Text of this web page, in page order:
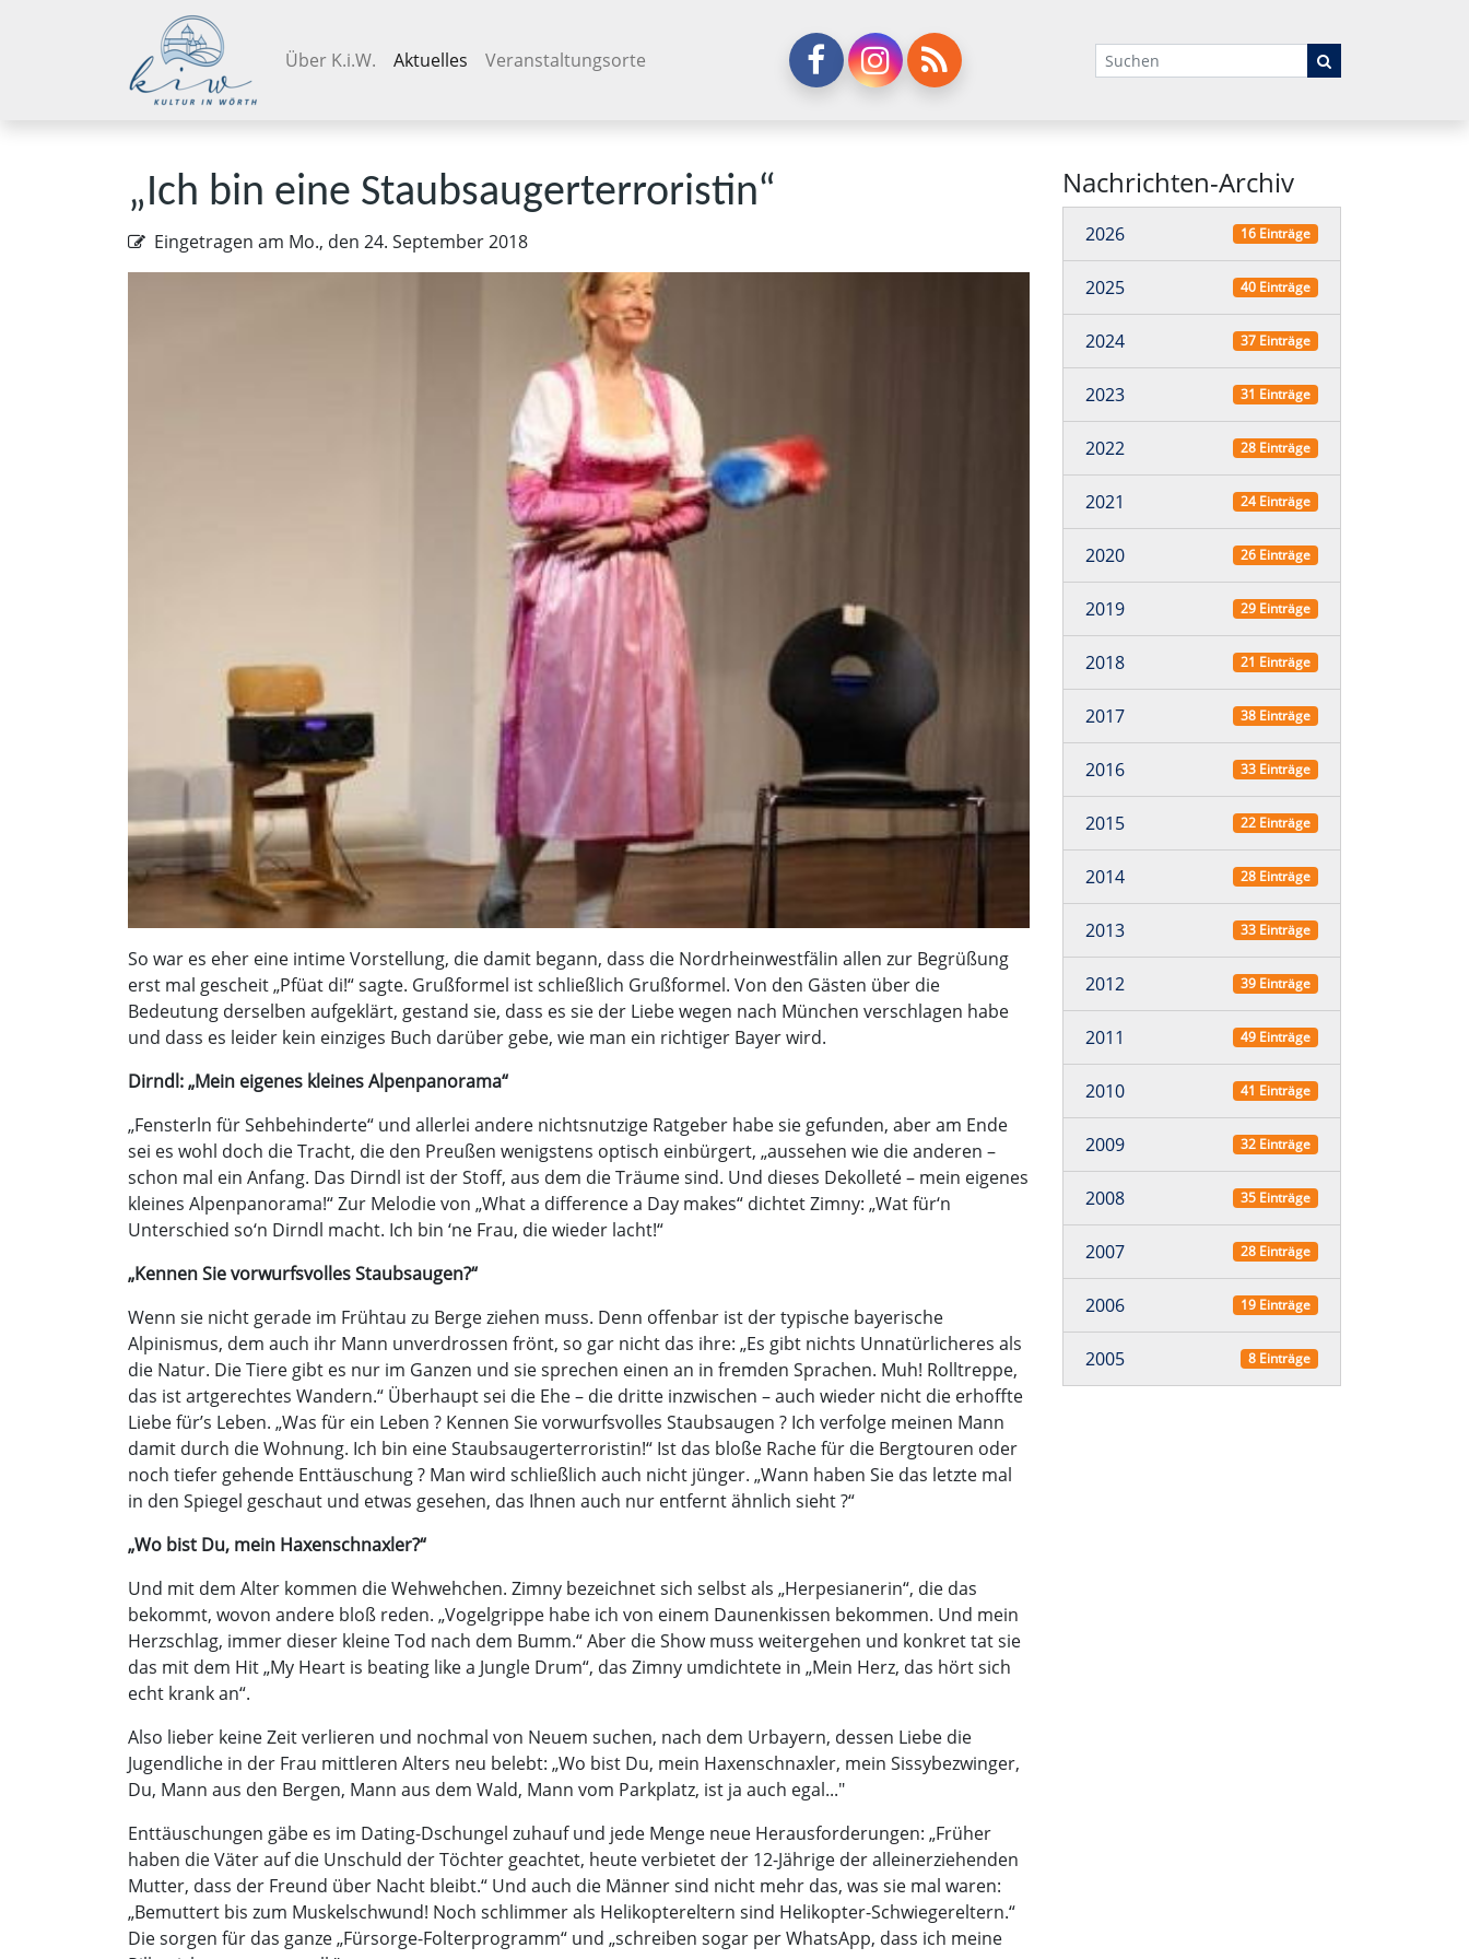
Navigation überspringen
Über K.i.W. Aktuelles Veranstaltungsorte Suchbegriffe
„Ich bin ei­ne Staub­saug­er­ter­ro­ris­tin“
Eingetragen am Mo., den 24. September 2018
So war es eher eine intime Vorstellung, die damit begann, dass die Nordrheinwestfälin allen zur Begrüßung
erst mal gescheit „Pfüat di!“ sagte. Grußformel ist schließlich Grußformel. Von den Gästen über die
Bedeutung derselben aufgeklärt, gestand sie, dass es sie der Liebe wegen nach München verschlagen habe
und dass es leider kein einziges Buch darüber gebe, wie man ein richtiger Bayer wird.
Dirndl: „Mein eigenes kleines Alpenpanorama“
„Fensterln für Sehbehinderte“ und allerlei andere nichtsnutzige Ratgeber habe sie gefunden, aber am Ende
sei es wohl doch die Tracht, die den Preußen wenigstens optisch einbürgert, „aussehen wie die anderen –
schon mal ein Anfang. Das Dirndl ist der Stoff, aus dem die Träume sind. Und dieses Dekolleté – mein eigenes
kleines Alpenpanorama!“ Zur Melodie von „What a difference a Day makes“ dichtet Zimny: „Wat für‘n
Unterschied so‘n Dirndl macht. Ich bin ‘ne Frau, die wieder lacht!“
„Kennen Sie vorwurfsvolles Staubsaugen?“
Wenn sie nicht gerade im Frühtau zu Berge ziehen muss. Denn offenbar ist der typische bayerische
Alpinismus, dem auch ihr Mann unverdrossen frönt, so gar nicht das ihre: „Es gibt nichts Unnatürlicheres als
die Natur. Die Tiere gibt es nur im Ganzen und sie sprechen einen an in fremden Sprachen. Muh! Rolltreppe,
das ist artgerechtes Wandern.“ Überhaupt sei die Ehe – die dritte inzwischen – auch wieder nicht die erhoffte
Liebe für’s Leben. „Was für ein Leben ? Kennen Sie vorwurfsvolles Staubsaugen ? Ich verfolge meinen Mann
damit durch die Wohnung. Ich bin eine Staubsaugerterroristin!“ Ist das bloße Rache für die Bergtouren oder
noch tiefer gehende Enttäuschung ? Man wird schließlich auch nicht jünger. „Wann haben Sie das letzte mal
in den Spiegel geschaut und etwas gesehen, das Ihnen auch nur entfernt ähnlich sieht ?“
„Wo bist Du, mein Haxenschnaxler?“
Und mit dem Alter kommen die Wehwehchen. Zimny bezeichnet sich selbst als „Herpesianerin“, die das
bekommt, wovon andere bloß reden. „Vogelgrippe habe ich von einem Daunenkissen bekommen. Und mein
Herzschlag, immer dieser kleine Tod nach dem Bumm.“ Aber die Show muss weitergehen und konkret tat sie
das mit dem Hit „My Heart is beating like a Jungle Drum“, das Zimny umdichtete in „Mein Herz, das hört sich
echt krank an“.
Also lieber keine Zeit verlieren und nochmal von Neuem suchen, nach dem Urbayern, dessen Liebe die
Jugendliche in der Frau mittleren Alters neu belebt: „Wo bist Du, mein Haxenschnaxler, mein Sissybezwinger,
Du, Mann aus den Bergen, Mann aus dem Wald, Mann vom Parkplatz, ist ja auch egal..."
Enttäuschungen gäbe es im Dating-Dschungel zuhauf und jede Menge neue Herausforderungen: „Früher
haben die Väter auf die Unschuld der Töchter geachtet, heute verbietet der 12-Jährige der alleinerziehenden
Mutter, dass der Freund über Nacht bleibt.“ Und auch die Männer sind nicht mehr das, was sie mal waren:
„Bemuttert bis zum Muskelschwund! Noch schlimmer als Helikoptereltern sind Helikopter-Schwiegereltern.“
Die sorgen für das ganze „Fürsorge-Folterprogramm“ und „schreiben sogar per WhatsApp, dass ich meine
Nachrichten-Archiv
2026 16 Einträge
2025 40 Einträge
2024 37 Einträge
2023 31 Einträge
2022 28 Einträge
2021 24 Einträge
2020 26 Einträge
2019 29 Einträge
2018 21 Einträge
2017 38 Einträge
2016 33 Einträge
2015 22 Einträge
2014 28 Einträge
2013 33 Einträge
2012 39 Einträge
2011 49 Einträge
2010 41 Einträge
2009 32 Einträge
2008 35 Einträge
2007 28 Einträge
2006 19 Einträge
2005 8 Einträge